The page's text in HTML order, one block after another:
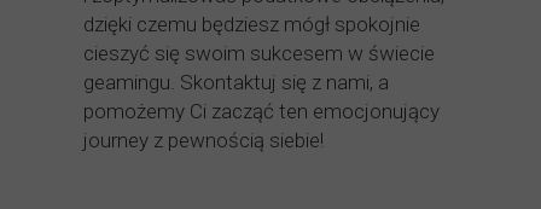
dzięki czemu będziesz mógł spokojnie
cieszyć się swoim sukcesem w świecie
geamingu. Skontaktuj się z nami, a
pomożemy Ci zacząć ten emocjonujący
journey z pewnością siebie!